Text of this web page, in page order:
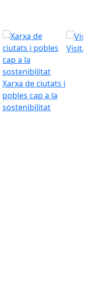
Xarxa de ciutats i
pobles cap a la
sostenibilitat
Visita